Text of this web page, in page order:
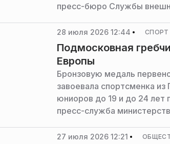
пресс-бюро Службы
28 июля 2026 12:44 СПОРТ
Подмосковная
Европы
Бронзовую медаль
завоевала спортсменка
юниоров до 19 и до 24
пресс-служба
27 июля 2026 12:21